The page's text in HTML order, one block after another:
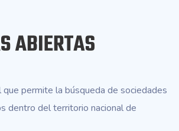
permite la búsqueda de sociedades
dentro del territorio nacional de